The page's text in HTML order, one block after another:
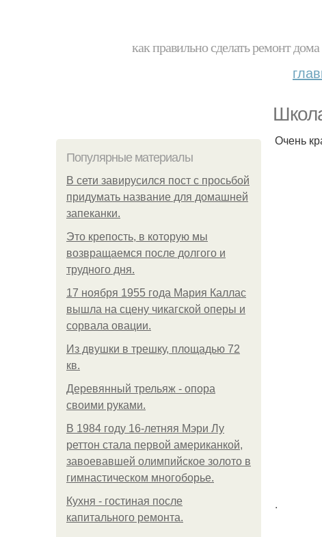
как правильно сделать ремонт
Популярные материалы
В сети завирусился пост с просьбой
придумать название для домашней
запеканки.
Это крепость, в которую мы
возвращаемся после долгого и
трудного дня.
17 ноября 1955 года Мария Каллас
вышла на сцену чикагской оперы и
сорвала овации.
Из двушки в трешку, площадью 72
кв.
Деревянный трельяж - опора
своими руками.
В 1984 году 16-летняя Мэри Лу
реттон стала первой американкой,
завоевавшей олимпийское золото в
гимнастическом многоборье.
Кухня - гостиная после
капитального ремонта.
Очень
.